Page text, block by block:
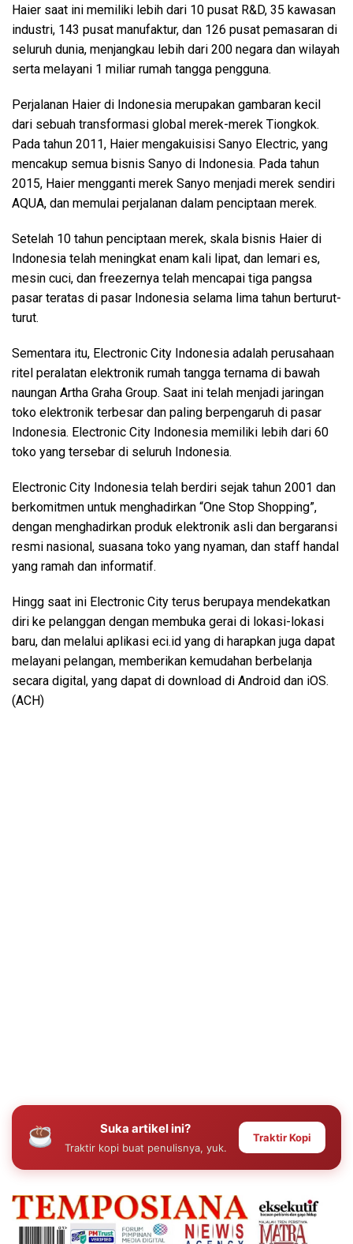
Haier saat ini memiliki lebih dari 10 pusat R&D, 35 kawasan
industri, 143 pusat manufaktur, dan 126 pusat pemasaran di
seluruh dunia, menjangkau lebih dari 200 negara dan wilayah
serta melayani 1 miliar rumah tangga pengguna.
Perjalanan Haier di Indonesia merupakan gambaran kecil
dari sebuah transformasi global merek-merek Tiongkok.
Pada tahun 2011, Haier mengakuisisi Sanyo Electric, yang
mencakup semua bisnis Sanyo di Indonesia. Pada tahun
2015, Haier mengganti merek Sanyo menjadi merek sendiri
AQUA, dan memulai perjalanan dalam penciptaan merek.
Setelah 10 tahun penciptaan merek, skala bisnis Haier di
Indonesia telah meningkat enam kali lipat, dan lemari es,
mesin cuci, dan freezernya telah mencapai tiga pangsa
pasar teratas di pasar Indonesia selama lima tahun berturut-
turut.
Sementara itu, Electronic City Indonesia adalah perusahaan
ritel peralatan elektronik rumah tangga ternama di bawah
naungan Artha Graha Group. Saat ini telah menjadi jaringan
toko elektronik terbesar dan paling berpengaruh di pasar
Indonesia. Electronic City Indonesia memiliki lebih dari 60
toko yang tersebar di seluruh Indonesia.
Electronic City Indonesia telah berdiri sejak tahun 2001 dan
berkomitmen untuk menghadirkan “One Stop Shopping”,
dengan menghadirkan produk elektronik asli dan bergaransi
resmi nasional, suasana toko yang nyaman, dan staff handal
yang ramah dan informatif.
Hingg saat ini Electronic City terus berupaya mendekatkan
diri ke pelanggan dengan membuka gerai di lokasi-lokasi
baru, dan melalui aplikasi eci.id yang di harapkan juga dapat
melayani pelangan, memberikan kemudahan berbelanja
secara digital, yang dapat di download di Android dan iOS.
(ACH)
Suka artikel ini?
Traktir kopi buat penulisnya, yuk.
Traktir Kopi